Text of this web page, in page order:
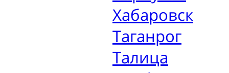
Хабаровск
Таганрог
Талица